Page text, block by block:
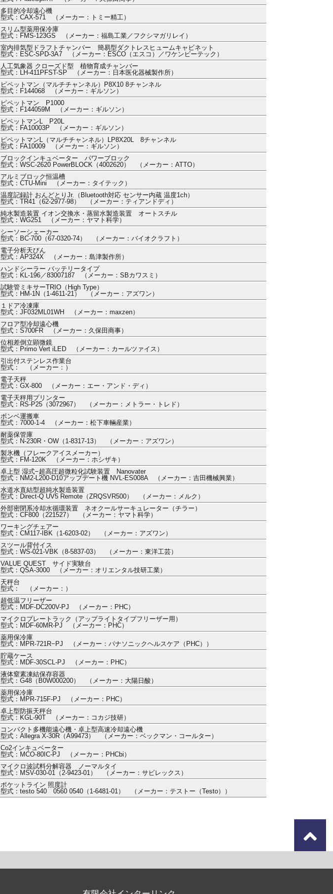
多目的冷却遠心機
型式：CAX-571 （メーカー：トミー精工）
スリム型薬用保冷庫
型式：FMS-123GS （メーカー：福島工業／フクシマガリレイ）
室内排気型ドラフトチャンバー 簡易型ダクトレスヒュームキャビネット
型式：ESC-SPD-3A7 （メーカー：ESCO（エスコ）／ワケンビーテック）
人工気象器 クローズド型 植物育成チャンバー
型式：LH-411PFST-SP （メーカー：日本医化器械製作所）
ピペットマン（マルチチャンネル）P8X10 8チャンネル
型式：F144068 （メーカー：ギルソン）
ピペットマン P1000
型式：F144059M （メーカー：ギルソン）
ピペットマンL P20L
型式：FA10003P （メーカー：ギルソン）
ピペットマンL（マルチチャンネル）LP8X20L 8チャンネル
型式：FA10009 （メーカー：ギルソン）
ブロックインキュベーター パワーブロック
型式：WSC-2620 PowerBLOCK（4002620） （メーカー：ATTO）
アルミブロック恒温槽
型式：CTU-Mini （メーカー：タイテック）
温度記録計 おんどとりJr.（Bluetooth対応 センサー内蔵 温度1ch）
型式：TR41（62-2977-98） （メーカー：ティアンドディ）
純水製造装置 イオン交換水・蒸留水製造装置 オートスチル
型式：WG251 （メーカー：ヤマト科学）
シーソーシェーカー
型式：BC-700（67-0320-74） （メーカー：バイオクラフト）
電子分析天びん
型式：AP324X （メーカー：島津製作所）
ハンドシーラー バッテリータイプ
型式：KL-196／83007187 （メーカー：SBカワスミ）
試験管ミキサーTRIO（High Type）
型式：HM-1N（1-4611-21） （メーカー：アズワン）
１ドア冷凍庫
型式：JF032ML01WH （メーカー：maxzen）
フロア型冷却遠心機
型式：S700FR （メーカー：久保田商事）
位相差倒立顕微鏡
型式：Primo Vert iLED （メーカー：カールツァイス）
引出付ステンレス作業台
型式： （メーカー：）
電子天秤
型式：GX-800 （メーカー：エー・アンド・ディ）
電子天秤用プリンター
型式：RS-P25（3072967） （メーカー：メトラー・トレド）
ボンベ運搬車
型式：7000-1-4 （メーカー：松下車輛産業）
耐薬保管庫
型式：N-230R・OW（1-8317-13） （メーカー：アズワン）
製氷機（フレークアイスメーカー）
型式：FM-120K （メーカー：ホシザキ）
卓上型 湿式−超高圧超微粒化試験装置 Nanovater
型式：NM2-L200-D10アップデート機 NVL-ES008A （メーカー：吉田機械興業）
水道水直結型超純水製造装置
型式：Direct-Q UV5 Remote（ZRQSVR500） （メーカー：メルク）
外部密閉系冷却水循環装置 ネオクールサーキュレーター（チラー）
型式：CF800（221527） （メーカー：ヤマト科学）
ワーキングチェアー
型式：CM117-IBK（1-6203-02） （メーカー：アズワン）
スツール背付イス
型式：WS-021-VBK（8-5837-03） （メーカー：東洋工芸）
VALUE QUEST サイド実験台
型式：QSA-3000 （メーカー：オリエンタル技研工業）
天秤台
型式： （メーカー：）
超低温フリーザー
型式：MDF-DC200V-PJ （メーカー：PHC）
マイクロプレートラック（アップライトタイプフリーザー用）
型式：MDF-60MR-PJ （メーカー：PHC）
薬用保冷庫
型式：MPR-721R−PJ （メーカー：パナソニックヘルスケア（PHC））
貯蔵ケース
型式：MDF-30SCL-PJ （メーカー：PHC）
液体窒素凍結保存容器
型式：G48（B0W000200） （メーカー：大陽日酸）
薬用保冷庫
型式：MPR-715F-PJ （メーカー：PHC）
卓上型防振天秤台
型式：KGL-90T （メーカー：コカジ技研）
コンパクト多機能遠心機・卓上型高速冷却遠心機
型式：Allegra X-30R（A99473） （メーカー：ベックマン・コールター）
Co2インキュベーター
型式：MCO-80IC-PJ （メーカー：PHCbi）
マイクロ波試料分解容器 ノーマルタイ
型式：MSV-030-01（2-9423-01） （メーカー：サビレックス）
ポケットライン 照度計
型式：testo 540 0560 0540（1-6481-01） （メーカー：テストー（Testo））